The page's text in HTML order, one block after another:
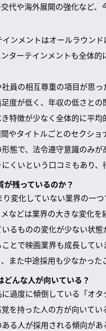
代や海外展開の強化など、
ンメントはオールラウン
ターテインメントも全体
員の相互尊重の項目が思
度が低く、年収の低さとの
特徴が少なく全体的に平
やタイトルごとのセクショ
態で、法令遵守意識のみ
くいという口コミもあり、
残っているのか？
変化していない業界の一
などは業界の大きな変化
るものの変化が少ない状態
とで映画業界も成長して
また中途採用も少なかっ
んな人が向いている？
過度に傾倒している「オ
を持った人の方が向いて
る人が採用される傾向があ